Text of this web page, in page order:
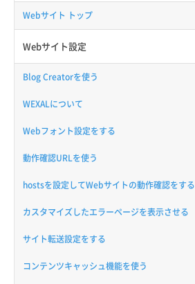
Webサイト トップ
Webサイト設定
Blog Creatorを使う
WEXALについて
Webフォント設定をする
動作確認URLを使う
hostsを設定してWebサイトの動作確認をする
カスタマイズしたエラーページを表示させる
サイト転送設定をする
コンテンツキャッシュ機能を使う